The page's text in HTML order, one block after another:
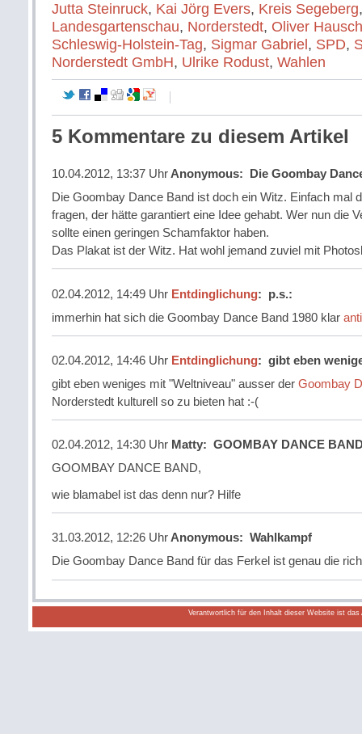
Jutta Steinruck, Kai Jörg Evers, Kreis Segeberg,
Landesgartenschau, Norderstedt, Oliver
Schleswig-Holstein-Tag, Sigmar Gabriel , SPD,
Norderstedt GmbH, Ulrike Rodust, Wahlen
5 Kommentare zu diesem Artikel
10.04.2012, 13:37 Uhr Anonymous: Die Goombay
Die Goombay Dance Band ist doch ein Witz. Einfach mal
fragen, der hätte garantiert eine Idee gehabt. Wer nun die
sollte einen geringen Schamfaktor haben.
Das Plakat ist der Witz. Hat wohl jemand zuviel mit
02.04.2012, 14:49 Uhr Entdinglichung: p.s.:
immerhin hat sich die Goombay Dance Band 1980 klar
02.04.2012, 14:46 Uhr Entdinglichung: gibt eben
gibt eben weniges mit "Weltniveau" ausser der Goombay
Norderstedt kulturell so zu bieten hat :-(
02.04.2012, 14:30 Uhr Matty: GOOMBAY DANCE
GOOMBAY DANCE BAND,
wie blamabel ist das denn nur? Hilfe
31.03.2012, 12:26 UhrAnonymous: Wahlkampf
Die Goombay Dance Band für das Ferkel ist genau die
Verantwortlich für den Inhalt dieser Website ist